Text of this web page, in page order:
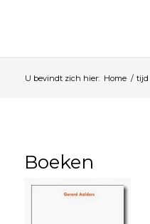
U bevindt zich hier: Home / tijd
Boeken